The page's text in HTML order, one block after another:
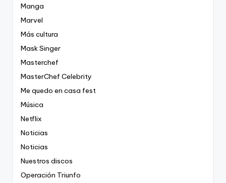
Manga
Marvel
Más cultura
Mask Singer
Masterchef
MasterChef Celebrity
Me quedo en casa fest
Música
Netflix
Noticias
Noticias
Nuestros discos
Operación Triunfo